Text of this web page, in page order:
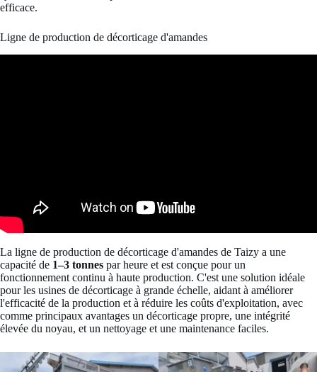
efficace.
Ligne de production de décorticage d'amandes
La ligne de production de décorticage d'amandes de Taizy a une
capacité de 1–3 tonnes par heure et est conçue pour un
fonctionnement continu à haute production. C'est une solution idéale
pour les usines de décorticage à grande échelle, aidant à améliorer
l'efficacité de la production et à réduire les coûts d'exploitation, avec
comme principaux avantages un décorticage propre, une intégrité
élevée du noyau, et un nettoyage et une maintenance faciles.